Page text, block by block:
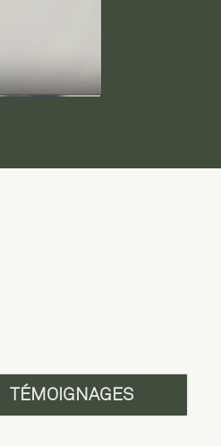
TÉMOIGNAGES